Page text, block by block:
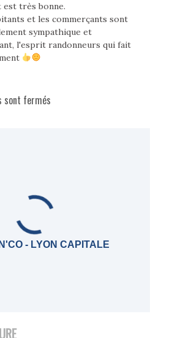
très bonne.
et les commerçants sont
sympathique et
l'esprit randonneurs qui fait
sont fermés
- LYON CAPITALE